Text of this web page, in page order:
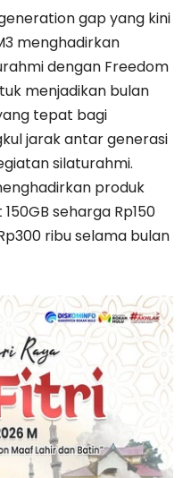
gap yang kini
menghadirkan
dengan Freedom
menjadikan bulan
tepat bagi
jarak antar generasi
silaturahmi.
produk
seharga Rp150
ribu selama bulan